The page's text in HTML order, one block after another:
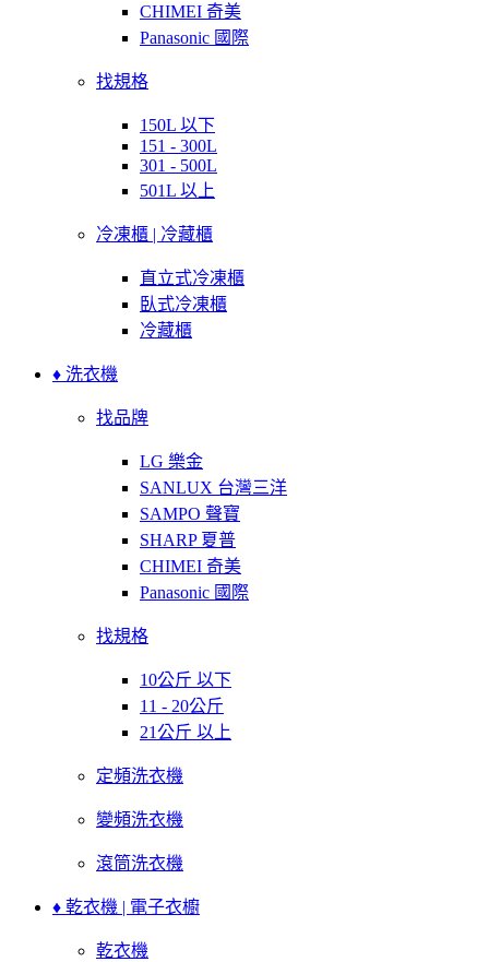
CHIMEI 奇美
Panasonic 國際
找規格
150L 以下
151 - 300L
301 - 500L
501L 以上
冷凍櫃 | 冷藏櫃
直立式冷凍櫃
臥式冷凍櫃
冷藏櫃
♦ 洗衣機
找品牌
LG 樂金
SANLUX 台灣三洋
SAMPO 聲寶
SHARP 夏普
CHIMEI 奇美
Panasonic 國際
找規格
10公斤 以下
11 - 20公斤
21公斤 以上
定頻洗衣機
變頻洗衣機
滾筒洗衣機
♦ 乾衣機 | 電子衣櫥
乾衣機